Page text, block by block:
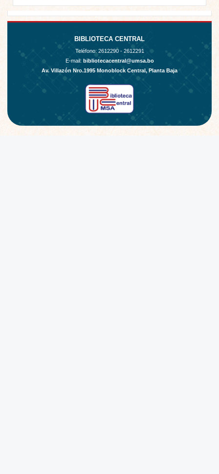
BIBLIOTECA CENTRAL
Teléfono: 2612290 - 2612291
E-mail: bibliotecacentral@umsa.bo
Av. Villazón Nro.1995 Monoblock Central, Planta Baja